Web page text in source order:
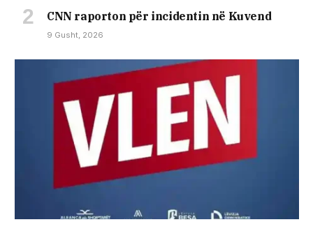
CNN raporton për incidentin në Kuvend
9 Gusht, 2026